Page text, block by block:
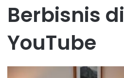
Berbisnis di
YouTube